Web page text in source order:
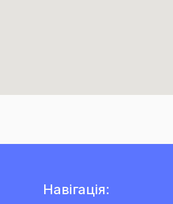
Навігація: